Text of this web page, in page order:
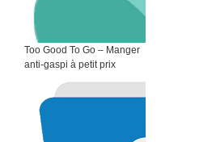
Too Good To Go – Manger
anti-gaspi à petit prix